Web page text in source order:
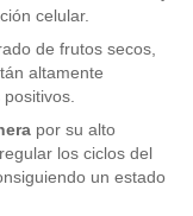
celular.
de frutos secos,
altamente
por su alto
los ciclos del
un estado